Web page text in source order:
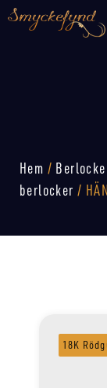
Hem /
berlocker /
18K